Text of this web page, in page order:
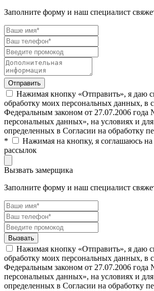
Заполните форму и наш специалист
Нажимая кнопку «Отправить», я даю
обработку моих персональных данных, в
Федеральным законом от 27.07.2006
персональных данных», на условиях и
определенных в Согласии на обработку
*
Нажимая на кнопку, я соглашаюсь
рассылок
Вызвать замерщика
Заполните форму и наш специалист
Нажимая кнопку «Отправить», я даю
обработку моих персональных данных, в
Федеральным законом от 27.07.2006
персональных данных», на условиях и
определенных в Согласии на обработку